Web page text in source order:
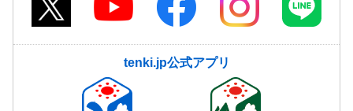
tenki.jp公式アプリ